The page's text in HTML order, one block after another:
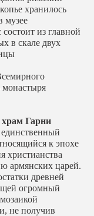
хранилось
музее
из главной
в скале двух
монастыря
Гарни
к эпохе
христианства
армянских царей.
древней
огромный
не получив